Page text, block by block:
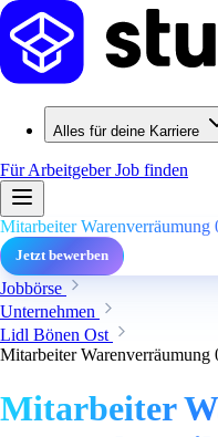
Alles für deine Karriere
Für ArbeitgeberJob finden
Mitarbeiter
Jetzt bewerben
Jobbörse
Unternehmen
Lidl Bönen Ost
Mitarbeiter
Mitarbeiter